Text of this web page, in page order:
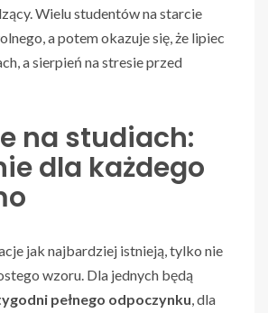
Wielu studentów na starcie
a potem okazuje się, że lipiec
a sierpień na stresie przed
na studiach:
dla każdego
jak najbardziej istnieją, tylko nie
wzoru. Dla jednych będą
pełnego odpoczynku , dla